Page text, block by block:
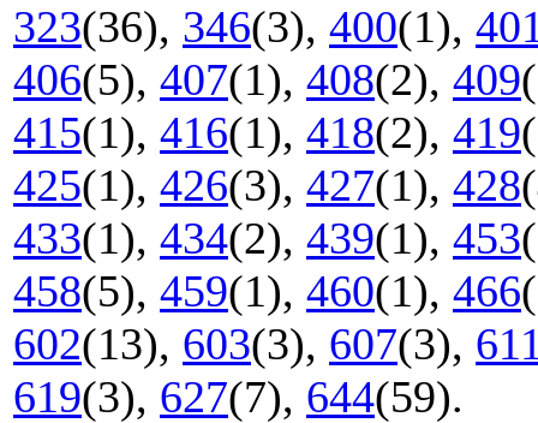
323(36), 346(3), 400(1),
406(5), 407(1), 408(2), 409
415(1), 416(1), 418(2), 419
425(1), 426(3), 427(1), 428
433(1), 434(2), 439(1), 453
458(5), 459(1), 460(1), 466
602(13), 603(3), 607(3),
619(3), 627(7), 644(59).